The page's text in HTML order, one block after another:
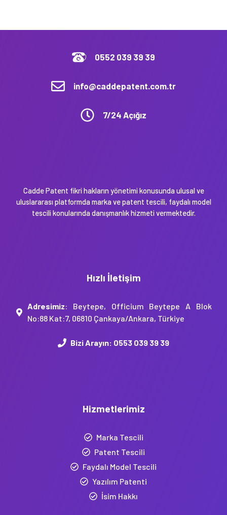
0552 039 39 39
info@caddepatent.com.tr
7/24 Açığız
Cadde Patent fikri hakların yönetimi konusunda ulusal ve
uluslararası platformda marka ve patent tescili, faydalı model
tescili konularında danışmanlık hizmeti vermektedir.
Hızlı İletişim
Adresimiz: Beytepe, Officium Beytepe A Blok
No:88 Kat:7, 06810 Çankaya/Ankara, Türkiye
Bizi Arayın: 0553 039 39 39
Hizmetlerimiz
Marka Tescili
Patent Tescili
Faydalı Model Tescili
Yazılım Patenti
İsim Hakkı